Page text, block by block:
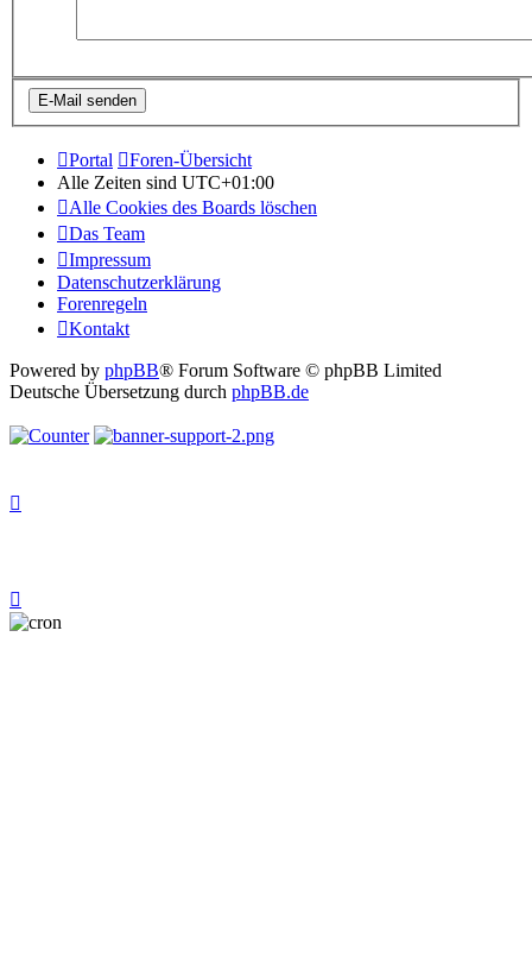
Portal
Foren-Übersicht
Alle Zeiten sind UTC+01:00
Alle Cookies des Boards löschen
Das Team
Impressum
Datenschutzerklärung
Forenregeln
Kontakt
Powered by phpBB® Forum Software © phpBB Limited
Deutsche Übersetzung durch phpBB.de